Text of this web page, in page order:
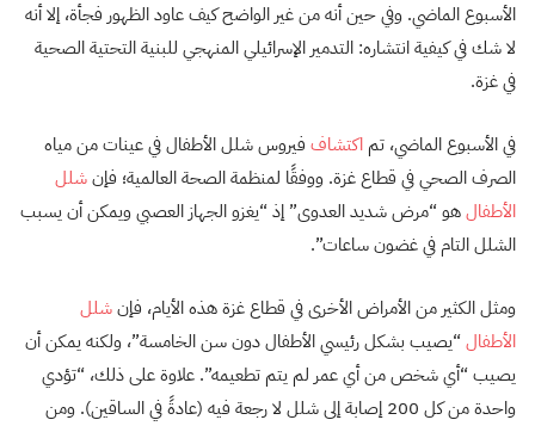
الأسبوع الماضي. وفي حين أنه من غير الواضح كيف عاود الظهور فجأة، إلا أنه
لا شك في كيفية انتشاره: التدمير الإسرائيلي المنهجي للبنية التحتية الصحية
في غزة.
في الأسبوع الماضي، تم اكتشاف فيروس شلل الأطفال في عينات من مياه
الصرف الصحي في قطاع غزة. ووفقًا لمنظمة الصحة العالمية؛ فإنشلل
الأطفالهو “مرض شديد العدوى” إذ “يغزو الجهاز العصبي ويمكن أن يسبب
الشلل التام في غضون ساعات”.
ومثل الكثير من الأمراض الأخرى في قطاع غزة هذه الأيام، فإنشلل
الأطفال“يصيب بشكل رئيسي الأطفال دون سن الخامسة”، ولكنه يمكن أن
يصيب “أي شخص من أي عمر لم يتم تطعيمه”. علاوة على ذلك، “تؤدي
واحدة من كل 200 إصابة إلى شلل لا رجعة فيه (عادةً في الساقين). ومن